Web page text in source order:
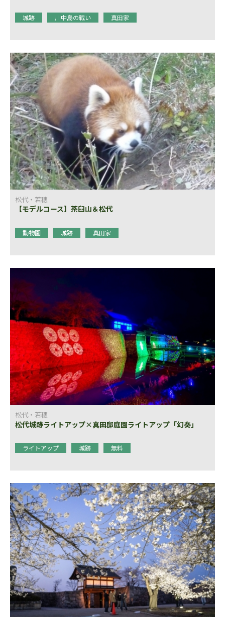
城跡 川中島の戦い 真田家
松代・若穂
【モデルコース】茶臼山＆松代
動物園 城跡 真田家
松代・若穂
松代城跡ライトアップ×真田邸庭園ライトアップ「幻奏」
ライトアップ 城跡 無料